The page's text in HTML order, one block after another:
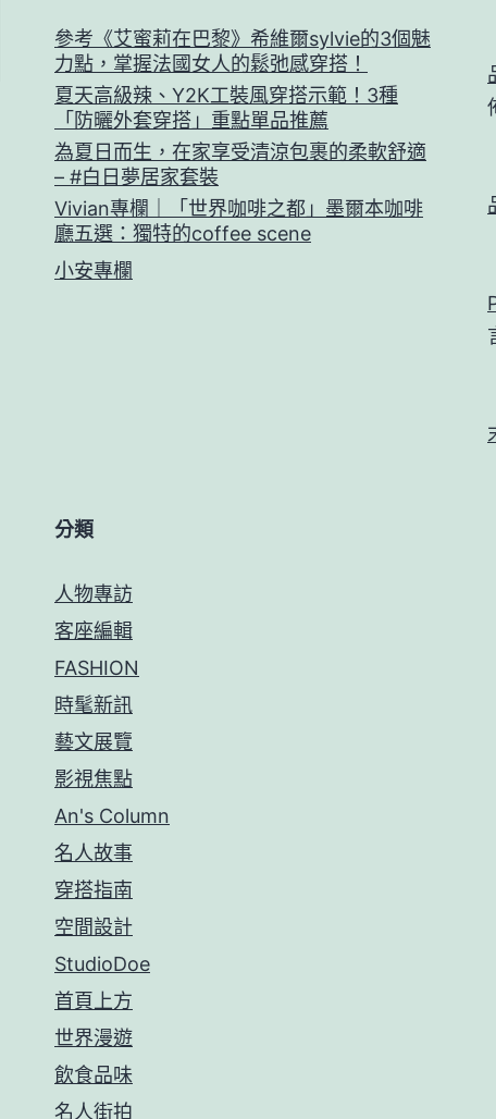
參考《艾蜜莉在巴黎》希維爾sylvie的3個魅
力點，掌握法國女人的鬆弛感穿搭！
夏天高級辣、Y2K工裝風穿搭示範！3種
「防曬外套穿搭」重點單品推薦
為夏日而生，在家享受清涼包裹的柔軟舒適
– #白日夢居家套裝
Vivian專欄｜「世界咖啡之都」墨爾本咖啡
廳五選：獨特的coffee scene
小安專欄
分類
人物專訪
客座編輯
FASHION
時髦新訊
藝文展覽
影視焦點
An's Column
名人故事
穿搭指南
空間設計
StudioDoe
首頁上方
世界漫遊
飲食品味
名人街拍